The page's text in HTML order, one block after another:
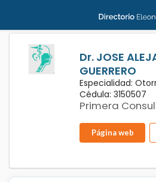
Dr. JOSE
GUERRERO
Especialidad:
Cédula: 3150507
Primera
Página web